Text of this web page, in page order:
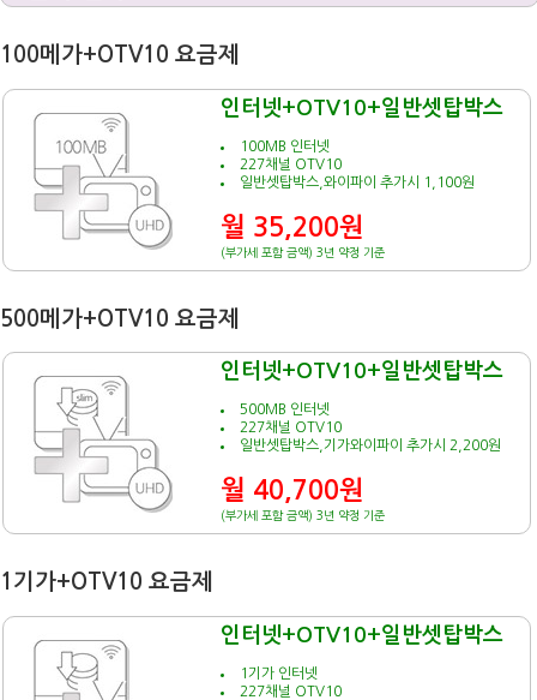
100메가+OTV10 요금제
인터넷+OTV10+일반셋탑박스
100MB 인터넷
227채널 OTV10
일반셋탑박스,와이파이 추가시 1,100원
월 35,200원
(부가세 포함 금액) 3년 약정 기준
500메가+OTV10 요금제
인터넷+OTV10+일반셋탑박스
500MB 인터넷
227채널 OTV10
일반셋탑박스,기가와이파이 추가시 2,200원
월 40,700원
(부가세 포함 금액) 3년 약정 기준
1기가+OTV10 요금제
인터넷+OTV10+일반셋탑박스
1기가 인터넷
227채널 OTV10